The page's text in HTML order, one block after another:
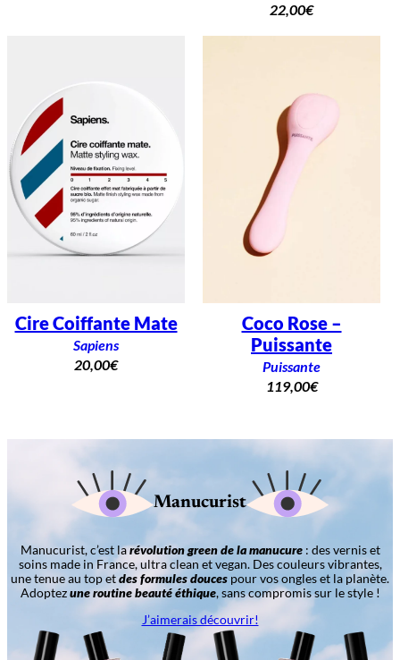
22,00€
Cire Coiffante Mate
Sapiens
20,00€
Coco Rose –
Puissante
Puissante
119,00€
Manucurist
Manucurist, c’est larévolution green de la manucure: des vernis et
soins made in France, ultra clean et vegan. Des couleurs vibrantes,
une tenue au top etdes formules douces pour vos ongles et la planète.
Adoptezune routine beauté éthique, sans compromis sur le style !
J’aimerais découvrir!